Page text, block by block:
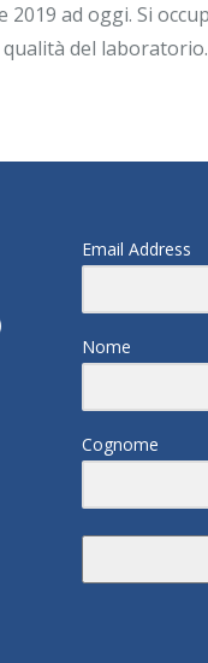
ad oggi. Si
del laboratorio.
Email Address
Nome
Cognome